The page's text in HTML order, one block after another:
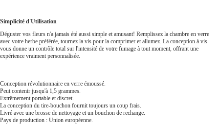
Simplicité d'Utilisation
Déguster vos fleurs n'a jamais été aussi simple et amusant! Remplissez la chambre en verre
avec votre herbe préférée, tournez la vis pour la comprimer et allumez. La conception à vis
vous donne un contrôle total sur l'intensité de votre fumage à tout moment, offrant une
expérience vraiment personnalisée.
Conception révolutionnaire en verre émoussé.
Peut contenir jusqu'à 1,5 grammes.
Extrêmement portable et discret.
La conception du tire-bouchon fournit toujours un coup frais.
Livré avec une brosse de nettoyage et un bouchon de rechange.
Pays de production : Union européenne.